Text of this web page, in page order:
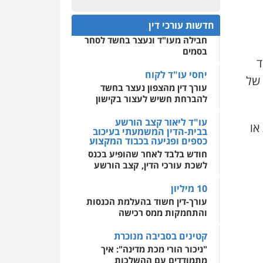
של
ומעצרים סייבר ניהול
משברים פליליים
0506355388
עו"ד דרוויש נאשף
פלילי פשיעה חמורה
אדם
חליל ביאדי – משרד
עורכי דין
פלילי דיני תעבורה מעצרים
וחקירות פשיעה חמורה
0509636895
עו"ד איהאב זבידאת
פלילי פשיעה חמורה
פשע עבירות המתה
עבירות מין
0522508109
אחסון אתרים
לעורכי דין
אסירים עבירות מין
שירותים מקצועיים לעורכי
דין
0544500346
חדשות עורכי דין
חפץ חשוד
עצור בתיק ניסיון רצח קיבל
חבילה מעו"ד ונעצר בחשד לסחר
בסמים
יחסי עו"ד לקוח
עורך דין מהצפון נעצר בחשד
להברחת חשיש לעצור בקישון
עו"ד ליאור קצב הורשע
בבית-הדין המשמעתי בעיכוב
כספים ופגיעה בכבוד המקצוע
חודש בלבד לאחר שהופיע בכנס
לשכת עורכי הדין, קצב הורשע
10 מיליון
עורך-דין חשוד בהעלמת הכנסות
והתחמקות ממס רכישה
קטינים בסביבה מנוכרת
"ניכור הורי מכת מדינה": איך
מתמודדים עם ההשלכות